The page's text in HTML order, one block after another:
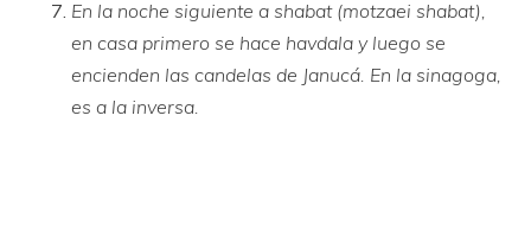
En la noche siguiente a shabat (motzaei shabat),
en casa primero se hace havdala y luego se
encienden las candelas de Janucá. En la sinagoga,
es a la inversa.